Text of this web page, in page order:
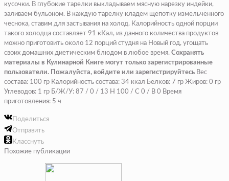
кусочки. В глубокие тарелки выкладываем мясную нарезку индейки,
заливаем бульоном. В каждую тарелку кладём щепотку измельчённого
чеснока, ставим для застывания на холод. Калорийность одной порции
такого холодца составляет 91 кКал, из данного количества продуктов
можно приготовить около 12 порций студня на Новый год, угощать
своих домашних диетическим блюдом в любое время. Сохранять
материалы в Кулинарной Книге могут только зарегистрированные
пользователи. Пожалуйста, войдите или зарегистрируйтесь Вес
состава: 100 гр Калорийность состава: 34 ккал Белков: 7 гр Жиров: 0 гр
Углеводов: 1 гр Б/Ж/У: 87 / 0 / 13 Н 100 / С 0 / В 0 Время
приготовления: 5 ч
Поделиться
Отправить
Класснуть
Похожие публикации